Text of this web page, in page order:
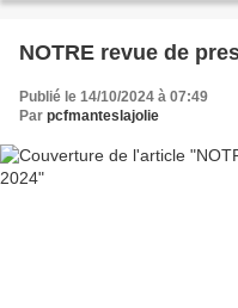
NOTRE revue de
Publié le 14/10/2024 à 07:49
Par pcfmanteslajolie